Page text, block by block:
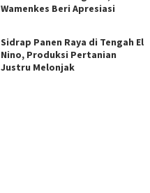
Wamenkes Beri Apresiasi
Sidrap Panen Raya di Tengah El
Nino, Produksi Pertanian
Justru Melonjak